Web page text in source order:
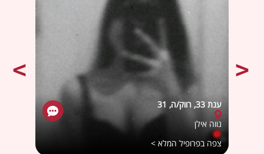
ענת 33, רווק/ה, 31
נווה אילן
צפה בפרופיל המלא >